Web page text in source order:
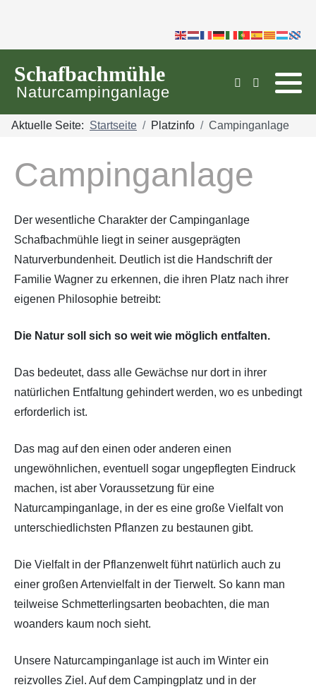
Schafbachmühle
Naturcampinganlage
Aktuelle Seite: Startseite Platzinfo Campinganlage
Campinganlage
Der wesentliche Charakter der Campinganlage
Schafbachmühle liegt in seiner ausgeprägten
Naturverbundenheit. Deutlich ist die Handschrift der
Familie Wagner zu erkennen, die ihren Platz nach ihrer
eigenen Philosophie betreibt:
Die Natur soll sich so weit wie möglich entfalten.
Das bedeutet, dass alle Gewächse nur dort in ihrer
natürlichen Entfaltung gehindert werden, wo es unbedingt
erforderlich ist.
Das mag auf den einen oder anderen einen
ungewöhnlichen, eventuell sogar ungepflegten Eindruck
machen, ist aber Voraussetzung für eine
Naturcampinganlage, in der es eine große Vielfalt von
unterschiedlichsten Pflanzen zu bestaunen gibt.
Die Vielfalt in der Pflanzenwelt führt natürlich auch zu
einer großen Artenvielfalt in der Tierwelt. So kann man
teilweise Schmetterlingsarten beobachten, die man
woanders kaum noch sieht.
Unsere Naturcampinganlage ist auch im Winter ein
reizvolles Ziel. Auf dem Campingplatz und in der